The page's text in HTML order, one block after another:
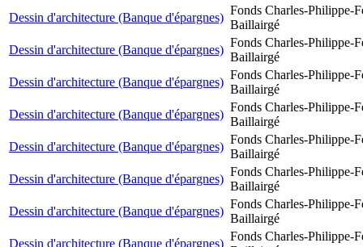
Dessin d'architecture (Banque d'épargnes)
Fonds Charles-Philippe-
Baillairgé
Dessin d'architecture (Banque d'épargnes)
Fonds Charles-Philippe-
Baillairgé
Dessin d'architecture (Banque d'épargnes)
Fonds Charles-Philippe-
Baillairgé
Dessin d'architecture (Banque d'épargnes)
Fonds Charles-Philippe-
Baillairgé
Dessin d'architecture (Banque d'épargnes)
Fonds Charles-Philippe-
Baillairgé
Dessin d'architecture (Banque d'épargnes)
Fonds Charles-Philippe-
Baillairgé
Dessin d'architecture (Banque d'épargnes)
Fonds Charles-Philippe-
Baillairgé
Dessin d'architecture (Banque d'épargnes)
Fonds Charles-Philippe-